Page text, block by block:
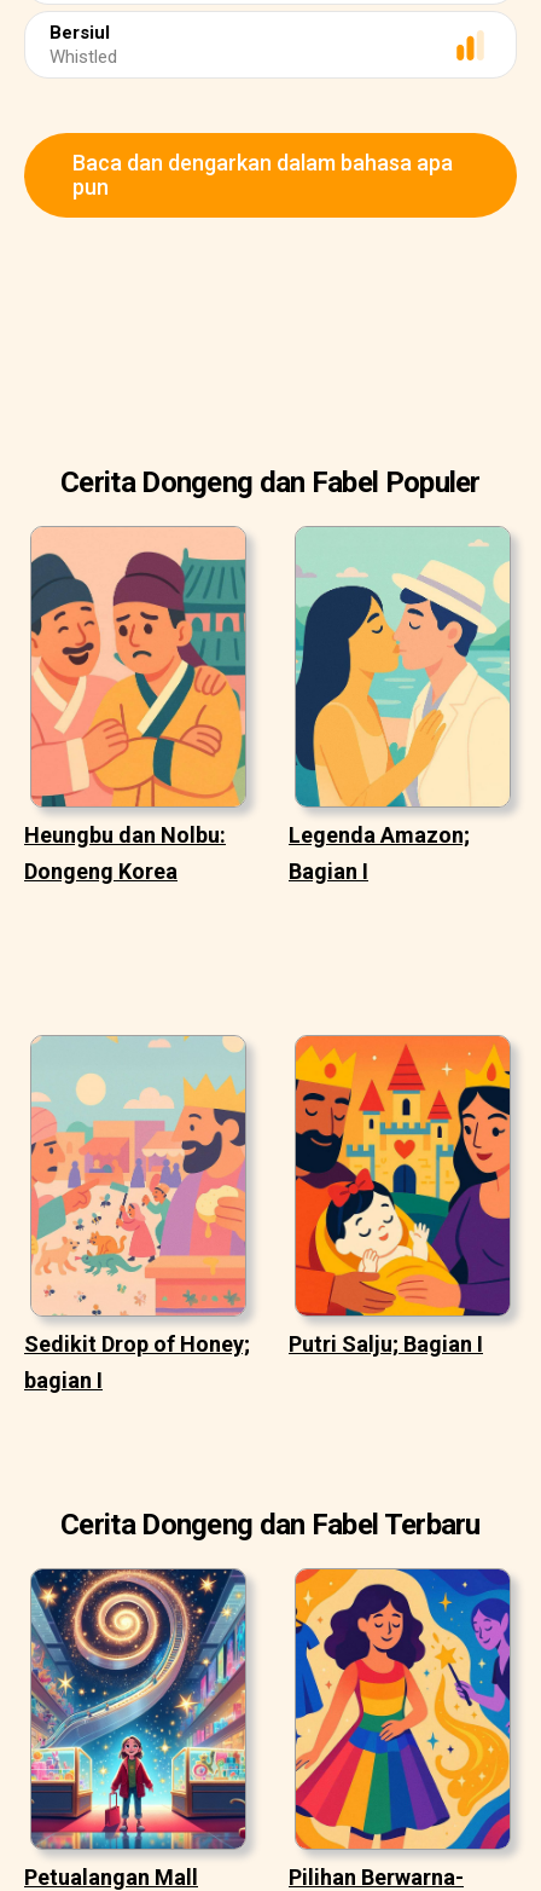
Bersiul
Whistled
Baca dan dengarkan dalam bahasa apa
pun
Cerita Dongeng dan Fabel Populer
Heungbu dan Nolbu:
Dongeng Korea
Legenda Amazon;
Bagian I
Sedikit Drop of Honey;
bagian I
Putri Salju; Bagian I
Cerita Dongeng dan Fabel Terbaru
Petualangan Mall Pilihan Berwarna-